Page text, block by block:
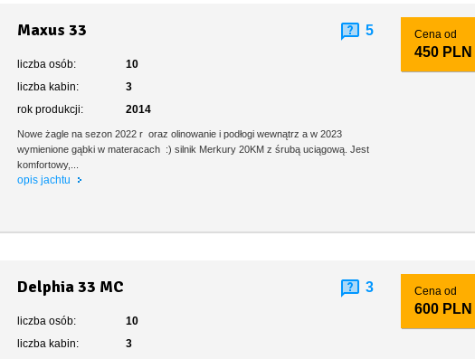
Maxus 33 5
liczba osób:
10
liczba kabin:
3
rok produkcji:
2014
Nowe żagle na sezon 2022 r oraz olinowanie i podłogi wewnątrz a w 2023
wymienione gąbki w materacach :) silnik Merkury 20KM z śrubą uciągową. Jest
komfortowy,...
opis jachtu
Cena od
450 PLN
Delphia 33 MC 3
liczba osób:
10
liczba kabin:
3
Cena od
600 PLN